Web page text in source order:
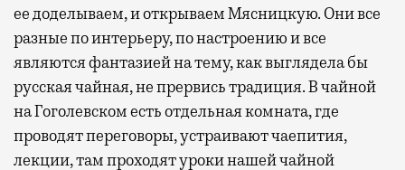
ее доделываем, и открываем Мясницкую. Они все
разные по интерьеру, по настроению и все
являются фантазией на тему, как выглядела бы
русская чайная, не прервись традиция. В чайной
на Гоголевском есть отдельная комната, где
проводят переговоры, устраивают чаепития,
лекции, там проходят уроки нашей чайной